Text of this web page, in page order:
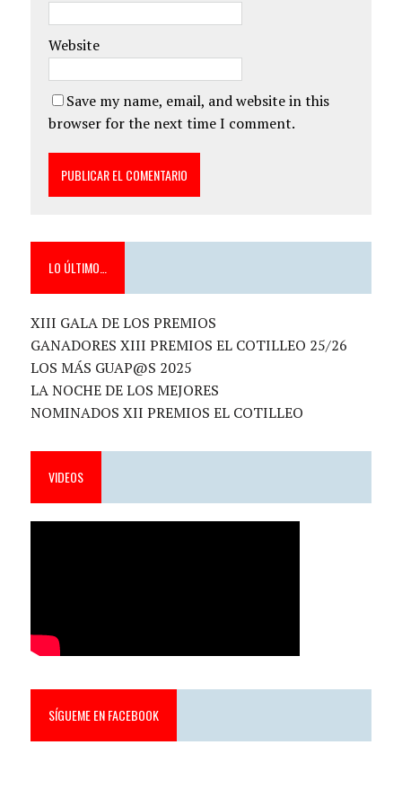
Website
Save my name, email, and website in this
browser for the next time I comment.
LO ÚLTIMO…
XIII GALA DE LOS PREMIOS
GANADORES XIII PREMIOS EL COTILLEO 25/26
LOS MÁS GUAP@S 2025
LA NOCHE DE LOS MEJORES
NOMINADOS XII PREMIOS EL COTILLEO
VIDEOS
SÍGUEME EN FACEBOOK